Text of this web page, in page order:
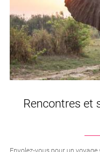
La région d’Ishasha est
fameux lions perchés
montagneux de Kigezi.
rudimentaire, il est plus
souhaitent sortir des
Rencontres et
Envolez-vous pour un